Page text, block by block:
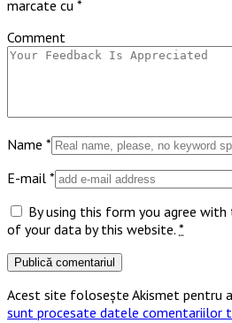
marcate cu *
Comment
Name *
E-mail *
By using this form you agree
of your data by this website. *
Acest site folosește Akismet pentru
sunt procesate datele comentariilor